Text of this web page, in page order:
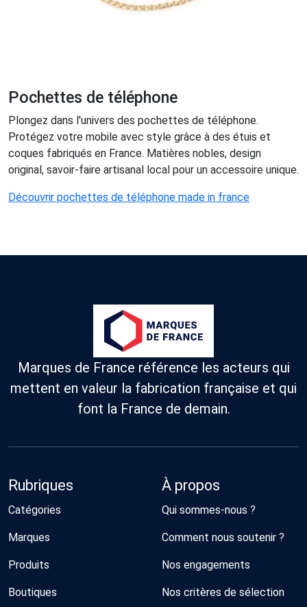
Pochettes de téléphone
Plongez dans l'univers des pochettes de téléphone.
Protégez votre mobile avec style grâce à des étuis et
coques fabriqués en France. Matières nobles, design
original, savoir-faire artisanal local pour un accessoire unique.
Découvrir pochettes de téléphone made in france
Marques de France référence les acteurs qui
mettent en valeur la fabrication française et qui
font la France de demain.
Rubriques
Catégories
Marques
Produits
Boutiques
À propos
Qui sommes-nous ?
Comment nous soutenir ?
Nos engagements
Nos critères de sélection